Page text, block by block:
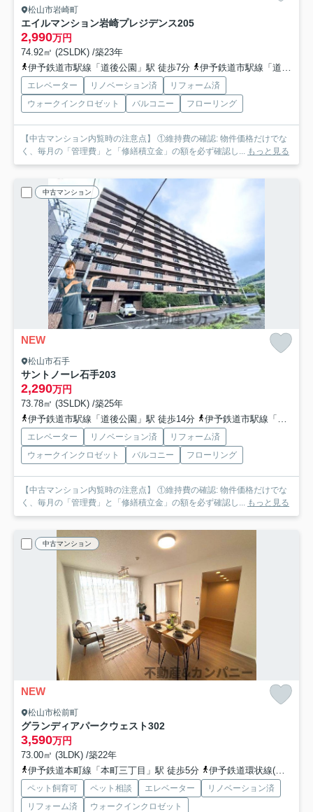
松山市岩崎町
エイルマンション岩崎プレジデンス205
2,990万円
74.92㎡ (2SLDK) /築23年
伊予鉄道市駅線「道後公園」駅 徒歩7分
伊予鉄道市駅線「道後温泉」駅 徒歩10分
エレベーター リノベーション済
リフォーム済
ウォークインクロゼット
バルコニー フローリング
【中古マンション内覧時の注意点】 ①維持費の確認: 物件価格だけでな
く、毎月の「管理費」と「修繕積立金」の額を必ず確認し... もっと見る
中古マンション
NEW
松山市石手
サントノーレ石手203
2,290万円
73.78㎡ (3SLDK) /築25年
伊予鉄道市駅線「道後公園」駅 徒歩14分
伊予鉄道市駅線「道後温泉」駅 徒歩15分
エレベーター リノベーション済
リフォーム済
ウォークインクロゼット
バルコニー フローリング
【中古マンション内覧時の注意点】 ①維持費の確認: 物件価格だけでな
く、毎月の「管理費」と「修繕積立金」の額を必ず確認し... もっと見る
中古マンション
NEW
松山市松前町
グランディアパークウェスト302
3,590万円
73.00㎡ (3LDK) /築22年
伊予鉄道本町線「本町三丁目」駅 徒歩5分
伊予鉄道環状線(ＪＲ松山駅経由)「西堀端」駅 徒歩6分
ペット飼育可 ペット相談 エレベーター
リノベーション済
リフォーム済
ウォークインクロゼット